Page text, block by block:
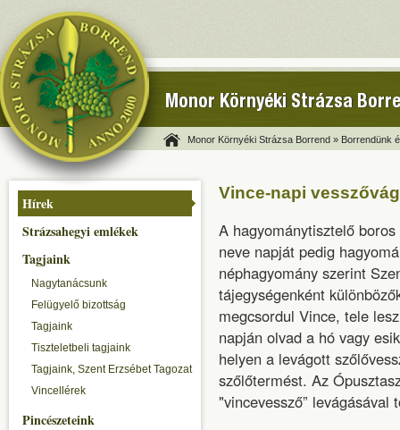
Monor Környéki Strázsa
Monor Környéki Strázsa Borrend » Borrendünk
Hírek
Strázsahegyi emlékek
Tagjaink
Nagytanácsunk
Felügyelő bizottság
Tagjaink
Tiszteletbeli tagjaink
Tagjaink, Szent Erzsébet Tagozat
Vincellérek
Pincészeteink
Vince-napi
A hagyománytisztelő
neve napját pedig
néphagyomány szerint
tájegységenként
megcsordul Vince, tele
napján olvad a hó vagy
helyen a levágott
szőlőtermést. Az
"vincevessző” levágásával